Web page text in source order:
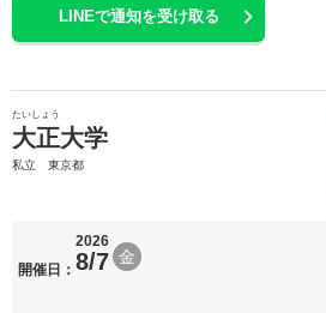
LINEで通知を受け取る
たいしょう
大正大学
私立 東京都
開催日：
2026
8/7 金